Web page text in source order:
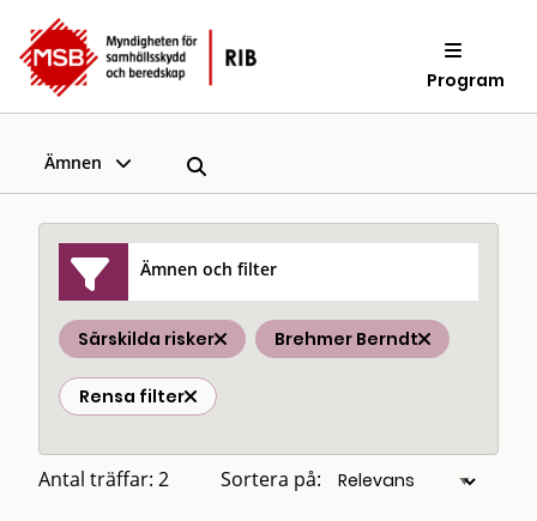
Program
Ämnen
Ämnen och filter
Särskilda risker Brehmer Berndt
Rensa filter
Antal träffar: 2 Sortera på: